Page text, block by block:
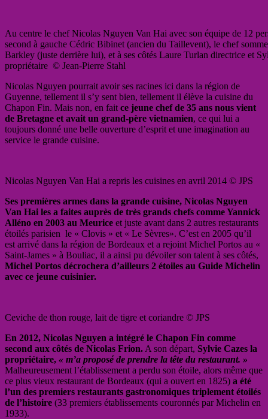
Au centre le chef Nicolas Nguyen Van Hai avec son équipe de 12
second à gauche Cédric Bibinet (ancien du Taillevent), le chef
Barkley (juste derrière lui), et à ses côtés Laure Turlan directrice et
propriétaire © Jean-Pierre Stahl
Nicolas Nguyen pourrait avoir ses racines ici dans la région de
Guyenne, tellement il s’y sent bien, tellement il élève la cuisine du
Chapon Fin. Mais non, en fait ce jeune chef de 35 ans nous vient
de Bretagne et avait un grand-père vietnamien, ce qui lui a
toujours donné une belle ouverture d’esprit et une imagination au
service le grande cuisine.
Nicolas Nguyen Van Hai a repris les cuisines en avril 2014 © JPS
Ses premières armes dans la grande cuisine, Nicolas Nguyen
Van Hai les a faites auprès de très grands chefs comme Yannick
Alléno en 2003 au Meurice et juste avant dans 2 autres restaurants
étoilés parisien le « Clovis » et « Le Sèvres». C’est en 2005 qu’il
est arrivé dans la région de Bordeaux et a rejoint Michel Portos au «
Saint-James » à Bouliac, il a ainsi pu dévoiler son talent à ses côtés,
Michel Portos décrochera d’ailleurs 2 étoiles au Guide Michelin
avec ce jeune cuisinier.
Ceviche de thon rouge, lait de tigre et coriandre © JPS
En 2012, Nicolas Nguyen a intégré le Chapon Fin comme
second aux côtés de Nicolas Frion. A son départ, Sylvie Cazes la
propriétaire, « m’a proposé de prendre la tête du restaurant. »
Malheureusement l’établissement a perdu son étoile, alors même que
ce plus vieux restaurant de Bordeaux (qui a ouvert en 1825) a été
l’un des premiers restaurants gastronomiques triplement étoilés
de l’histoire (33 premiers établissements couronnés par Michelin en
1933).